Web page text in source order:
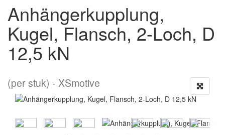
Anhängerkupplung,
Kugel, Flansch, 2-Loch, D
12,5 kN
(per stuk) XSmotive